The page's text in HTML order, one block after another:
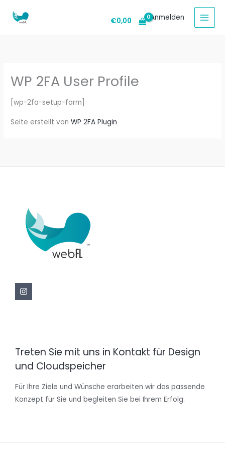
Inhalt
€0,00 Anmelden
WP 2FA User Profile
[wp-2fa-setup-form]
Seite erstellt vonWP 2FA Plugin
Treten Sie mit uns in Kontakt für Design
und Cloudspeicher
Für Ihre Ziele und Wünsche erarbeiten wir das passende
Konzept für Sie und begleiten Sie bei Ihrem Erfolg.